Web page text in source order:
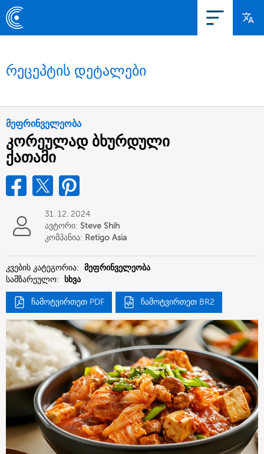
რეცეპტის დეტალები
მეფრინველეობა
კორეულად ბხურდული
ქათამი
31. 12. 2024
ავტორი: Steve Shih
კომპანია: Retigo Asia
კვების კატეგორია: მეფრინველეობა
სამზარეულო: სხვა
ჩამოტვირთეთ PDF ჩამოტვირთეთ BR2